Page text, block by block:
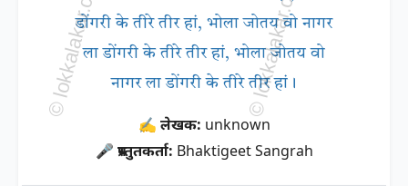
डोंगरी के तीरे तीर हां, भोला जोतय वो नागर
ला डोंगरी के तीरे तीर हां, भोला जोतय वो
नागर ला डोंगरी के तीरे तीर हां।
✍ लेखक: unknown
🎤 प्रस्तुतकर्ता: Bhaktigeet Sangrah